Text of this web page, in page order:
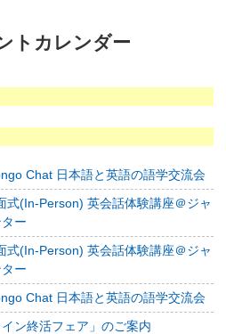
トカレンダー
Chat 日本語と英語の語学交流会
式(In-Person) 英会話体験講座＠ジャ
ー
式(In-Person) 英会話体験講座＠ジャ
ー
Chat 日本語と英語の語学交流会
ン終活フェア」のご案内